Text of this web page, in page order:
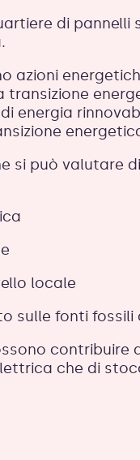
di pannelli
azioni
energia
si può valutare
locale
sulle fonti
contribuire
che di